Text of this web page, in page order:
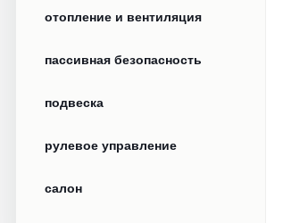
отопление и вентиляция
пассивная безопасность
подвеска
рулевое управление
салон